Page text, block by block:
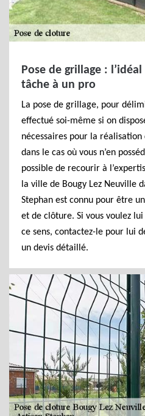
Pose de grillage :
tâche à un pro
La pose de grillage, pour
effectué soi-même si on
nécessaires pour la
dans le cas où vous n’en
possible de recourir à
la ville de Bougy Lez Neuville
Stephan est connu pour être
et de clôture. Si vous voulez
ce sens, contactez-le pour lui
un devis détaillé.